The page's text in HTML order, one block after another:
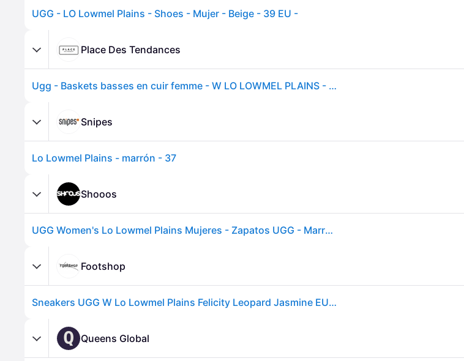
UGG - LO Lowmel Plains - Shoes - Mujer - Beige - 39 EU -
Place Des Tendances
Ugg - Baskets basses en cuir femme - W LO LOWMEL PLAINS - Taille 37 - Multicolore
Snipes
Lo Lowmel Plains - marrón - 37
Shooos
UGG Women's Lo Lowmel Plains Mujeres - Zapatos UGG - Marrón - 1181071-FDJ-6 - Size: 6
Footshop
Sneakers UGG W Lo Lowmel Plains Felicity Leopard Jasmine EUR 39
Q Queens Global